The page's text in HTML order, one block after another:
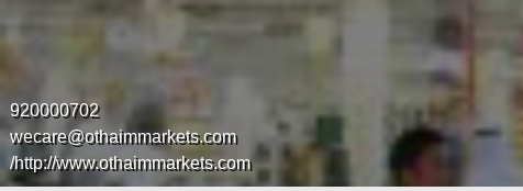
920000702
wecare@othaimmarkets.com
http://www.othaimmarkets.com/